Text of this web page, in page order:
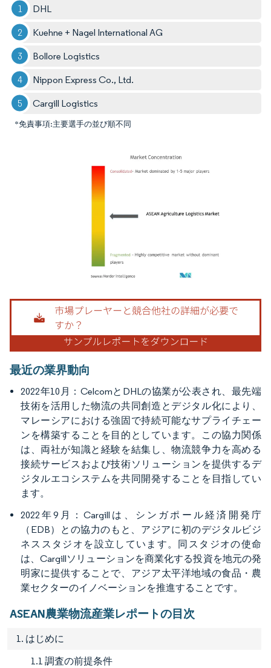
DHL
Kuehne + Nagel International AG
Bollore Logistics
Nippon Express Co., Ltd.
Cargill Logistics
*免責事項:主要選手の並び順不同
画像 © Mordor Intelligence。再利用にはCC BY 4.0の表示が必要です。
最近の業界動向
2022年10月：CelcomとDHLの協業が公表され、最先端
技術を活用した物流の共同創造とデジタル化により、
マレーシアにおける強固で持続可能なサプライチェー
ンを構築することを目的としています。この協力関係
は、両社が知識と経験を結集し、物流競争力を高める
接続サービスおよび技術ソリューションを提供するデ
ジタルエコシステムを共同開発することを目指してい
ます。
2022年9月：Cargillは、シンガポール経済開発庁
（EDB）との協力のもと、アジアに初のデジタルビジ
ネススタジオを設立しています。同スタジオの使命
は、Cargillソリューションを商業化する投資を地元の発
明家に提供することで、アジア太平洋地域の食品・農
業セクターのイノベーションを推進することです。
ASEAN農業物流産業レポートの目次
1. はじめに
1.1 調査の前提条件